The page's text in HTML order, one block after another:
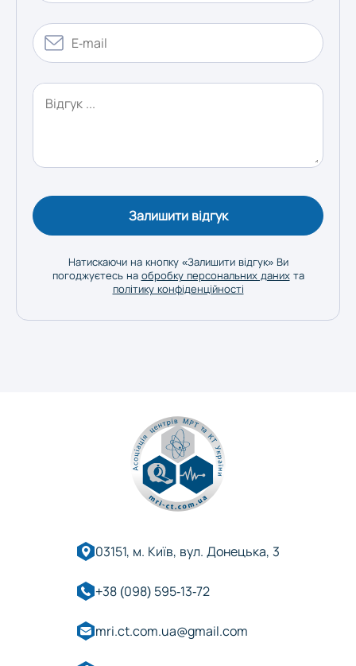
Хмельницький
Черкаси
Чернігів
Залишити відгук
Натискаючи на кнопку «Залишити відгук» Ви
погоджуєтесь на обробку персональних данихта
політику конфіденційності
03151, м. Київ, вул. Донецька, 3
+38 (098) 595-13-72
mri.ct.com.ua@gmail.com